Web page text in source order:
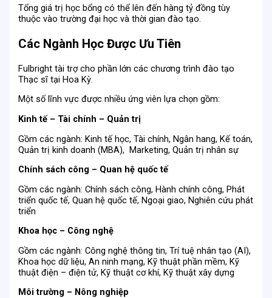
Tổng giá trị học bổng có thể lên đến hàng tỷ đồng tùy
thuộc vào trường đại học và thời gian đào tạo.
Các Ngành Học Được Ưu Tiên
Fulbright tài trợ cho phần lớn các chương trình đào tạo
Thạc sĩ tại Hoa Kỳ.
Một số lĩnh vực được nhiều ứng viên lựa chọn gồm:
Kinh tế – Tài chính – Quản trị
Gồm các ngành: Kinh tế học, Tài chính, Ngân hang, Kế toán,
Quản trị kinh doanh (MBA), Marketing, Quản trị nhân sự
Chính sách công – Quan hệ quốc tế
Gồm các ngành: Chính sách công, Hành chính công, Phát
triển quốc tế, Quan hệ quốc tế, Ngoại giao, Nghiên cứu phát
triển
Khoa học – Công nghệ
Gồm các ngành: Công nghệ thông tin, Trí tuệ nhân tạo (AI),
Khoa học dữ liệu, An ninh mạng, Kỹ thuật phần mềm, Kỹ
thuật điện – điện tử, Kỹ thuật cơ khí, Kỹ thuật xây dựng
Môi trường – Nông nghiệp